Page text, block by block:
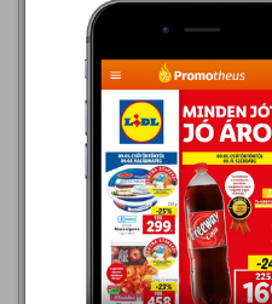
2026.08.13 - 08.16
195,00 Ft
Hazai sárga újburgonya